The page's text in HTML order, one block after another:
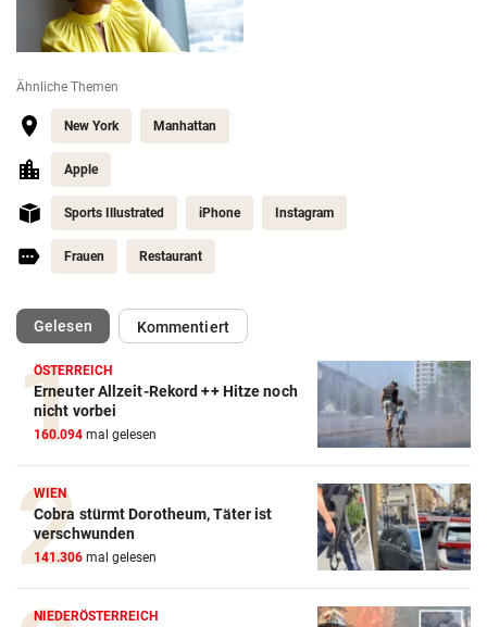
Ähnliche Themen
New York Manhattan
Apple
Sports Illustrated iPhone Instagram
Frauen Restaurant
Gelesen(ausgewählt)Kommentiert
ÖSTERREICH
Erneuter Allzeit-Rekord ++ Hitze noch
nicht vorbei
160.094 mal gelesen
WIEN
Cobra stürmt Dorotheum, Täter ist
verschwunden
141.306 mal gelesen
NIEDERÖSTERREICH